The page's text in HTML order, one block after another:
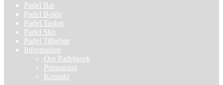
Padel Bat
Padel Bolde
Padel Tasker
Padel Sko
Padel Tilbehør
Information
Om Padelgeek
Prisgaranti
Kontakt